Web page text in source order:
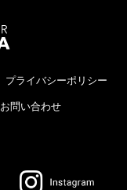
プライバシーポリシー
お問い合わせ